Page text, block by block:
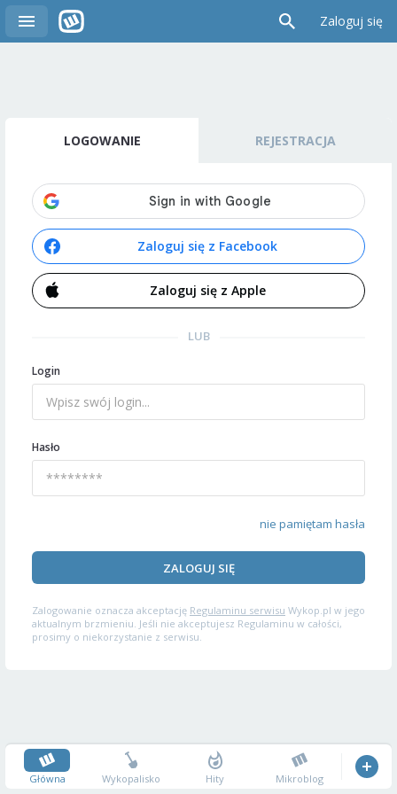
Zaloguj się
LOGOWANIE REJESTRACJA
Zaloguj się z Facebook
Zaloguj się z Apple
LUB
Login
Hasło
nie pamiętam hasła
ZALOGUJ SIĘ
Zalogowanie oznacza akceptację Regulaminu serwisu Wykop.pl w jego
aktualnym brzmieniu. Jeśli nie akceptujesz Regulaminu w całości,
prosimy o niekorzystanie z serwisu.
Główna Wykopalisko Hity Mikroblog